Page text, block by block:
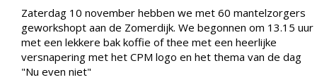
Zaterdag 10 november hebben we met 60 mantelzorgers
geworkshopt aan de Zomerdijk. We begonnen om 13.15 uur
met een lekkere bak koffie of thee met een heerlijke
versnapering met het CPM logo en het thema van de dag
"Nu even niet"